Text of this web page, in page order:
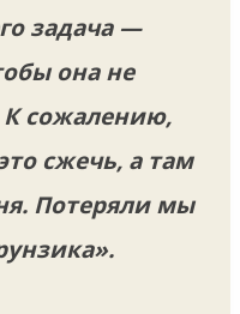
задача —
она не
К сожалению,
сжечь, а там
Потеряли мы